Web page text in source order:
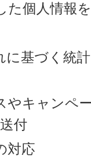
た個人情報
に基づく統
やキャンペ
付
対応